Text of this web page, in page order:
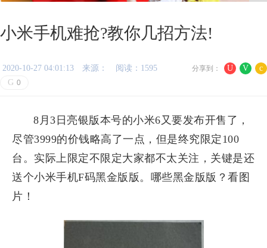
小米手机难抢?教你几招方法!
U V c
分享到：
2020-10-27 04:01:13 来源：
阅读：1595
G 0
8月3日亮银版本号的小米6又要发布开售了，
尽管3999的价钱略高了一点，但是终究限定100
台。实际上限定不限定大家都不太关注，关键是还
送个小米手机F码黑金版版。哪些黑金版版？看图
片！